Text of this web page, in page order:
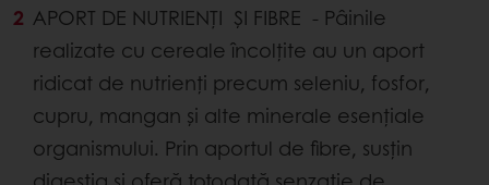
APORT DE NUTRIENȚI ȘI FIBRE - Pâinile
realizate cu cereale încolțite au un aport
ridicat de nutrienți precum seleniu, fosfor,
cupru, mangan și alte minerale esențiale
organismului. Prin aportul de fibre, susțin